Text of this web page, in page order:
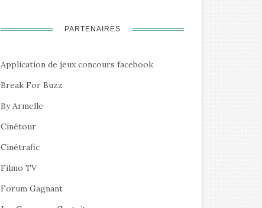
PARTENAIRES
Application de jeux concours facebook
Break For Buzz
By Armelle
Cinétour
Cinétrafic
Filmo TV
Forum Gagnant